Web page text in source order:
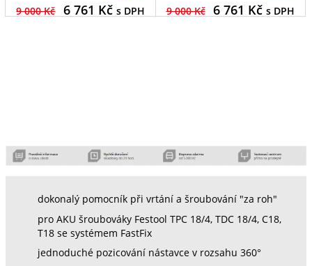
9 000 Kč 6 761 Kč s DPH 9 000 Kč 6 761 Kč s DPH
dokonalý pomocník při vrtání a šroubování "za roh"
pro AKU šroubováky Festool TPC 18/4, TDC 18/4, C18,
T18 se systémem FastFix
jednoduché pozicování nástavce v rozsahu 360°